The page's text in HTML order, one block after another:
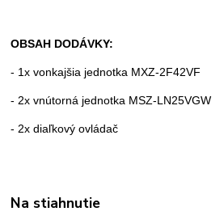
OBSAH DODÁVKY:
- 1x vonkajšia jednotka MXZ-2F42VF
- 2x vnútorná jednotka MSZ-LN25VGW
- 2x diaľkový ovládač
Na stiahnutie